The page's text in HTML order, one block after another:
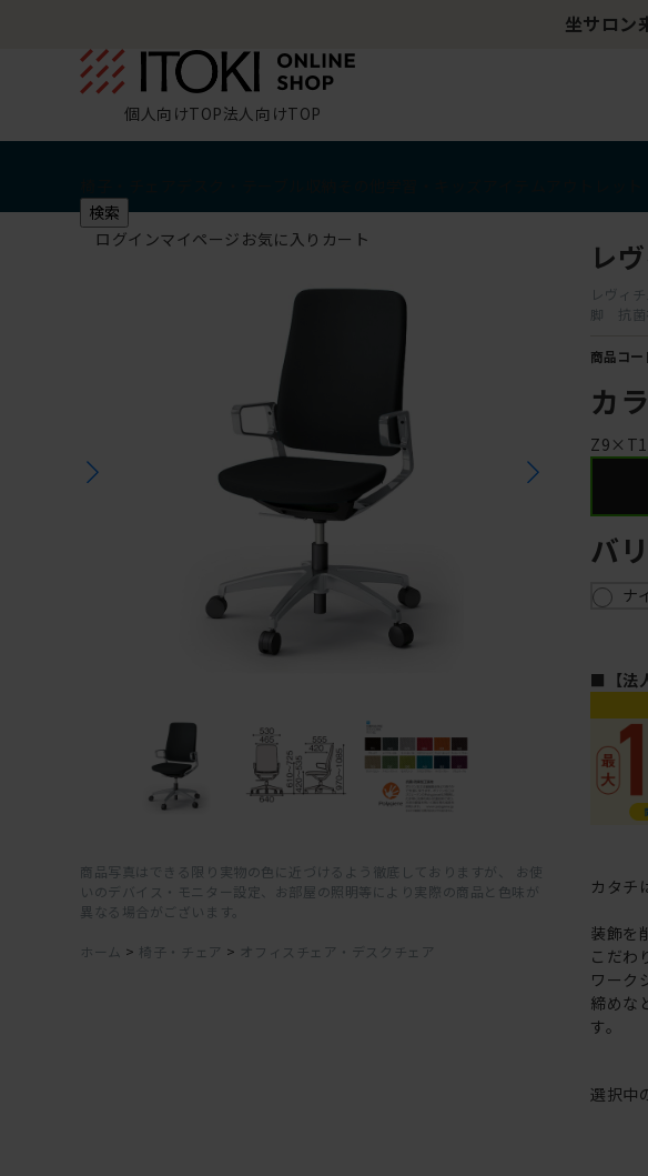
坐サロン
個人向けTOP法人向けTOP
検索
ログインマイページ お気に入り カート
商品写真はできる限り実物の色に近づけるよう徹底しておりますが、 お使
いのデバイス・モニター設定、お部屋の照明等により実際の商品と色味が
異なる場合がございます。
ホーム > 椅子・チェア > オフィスチェア・デスクチェア
レ
レヴィ
脚 抗菌
商品コー
カ
バ
ナ
■【法
カタチ
装飾を
こだわ
ワーク
締めな
す。
選択中